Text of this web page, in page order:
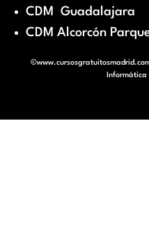
CDM Guadalajara
CDM Alcorcón
Informática